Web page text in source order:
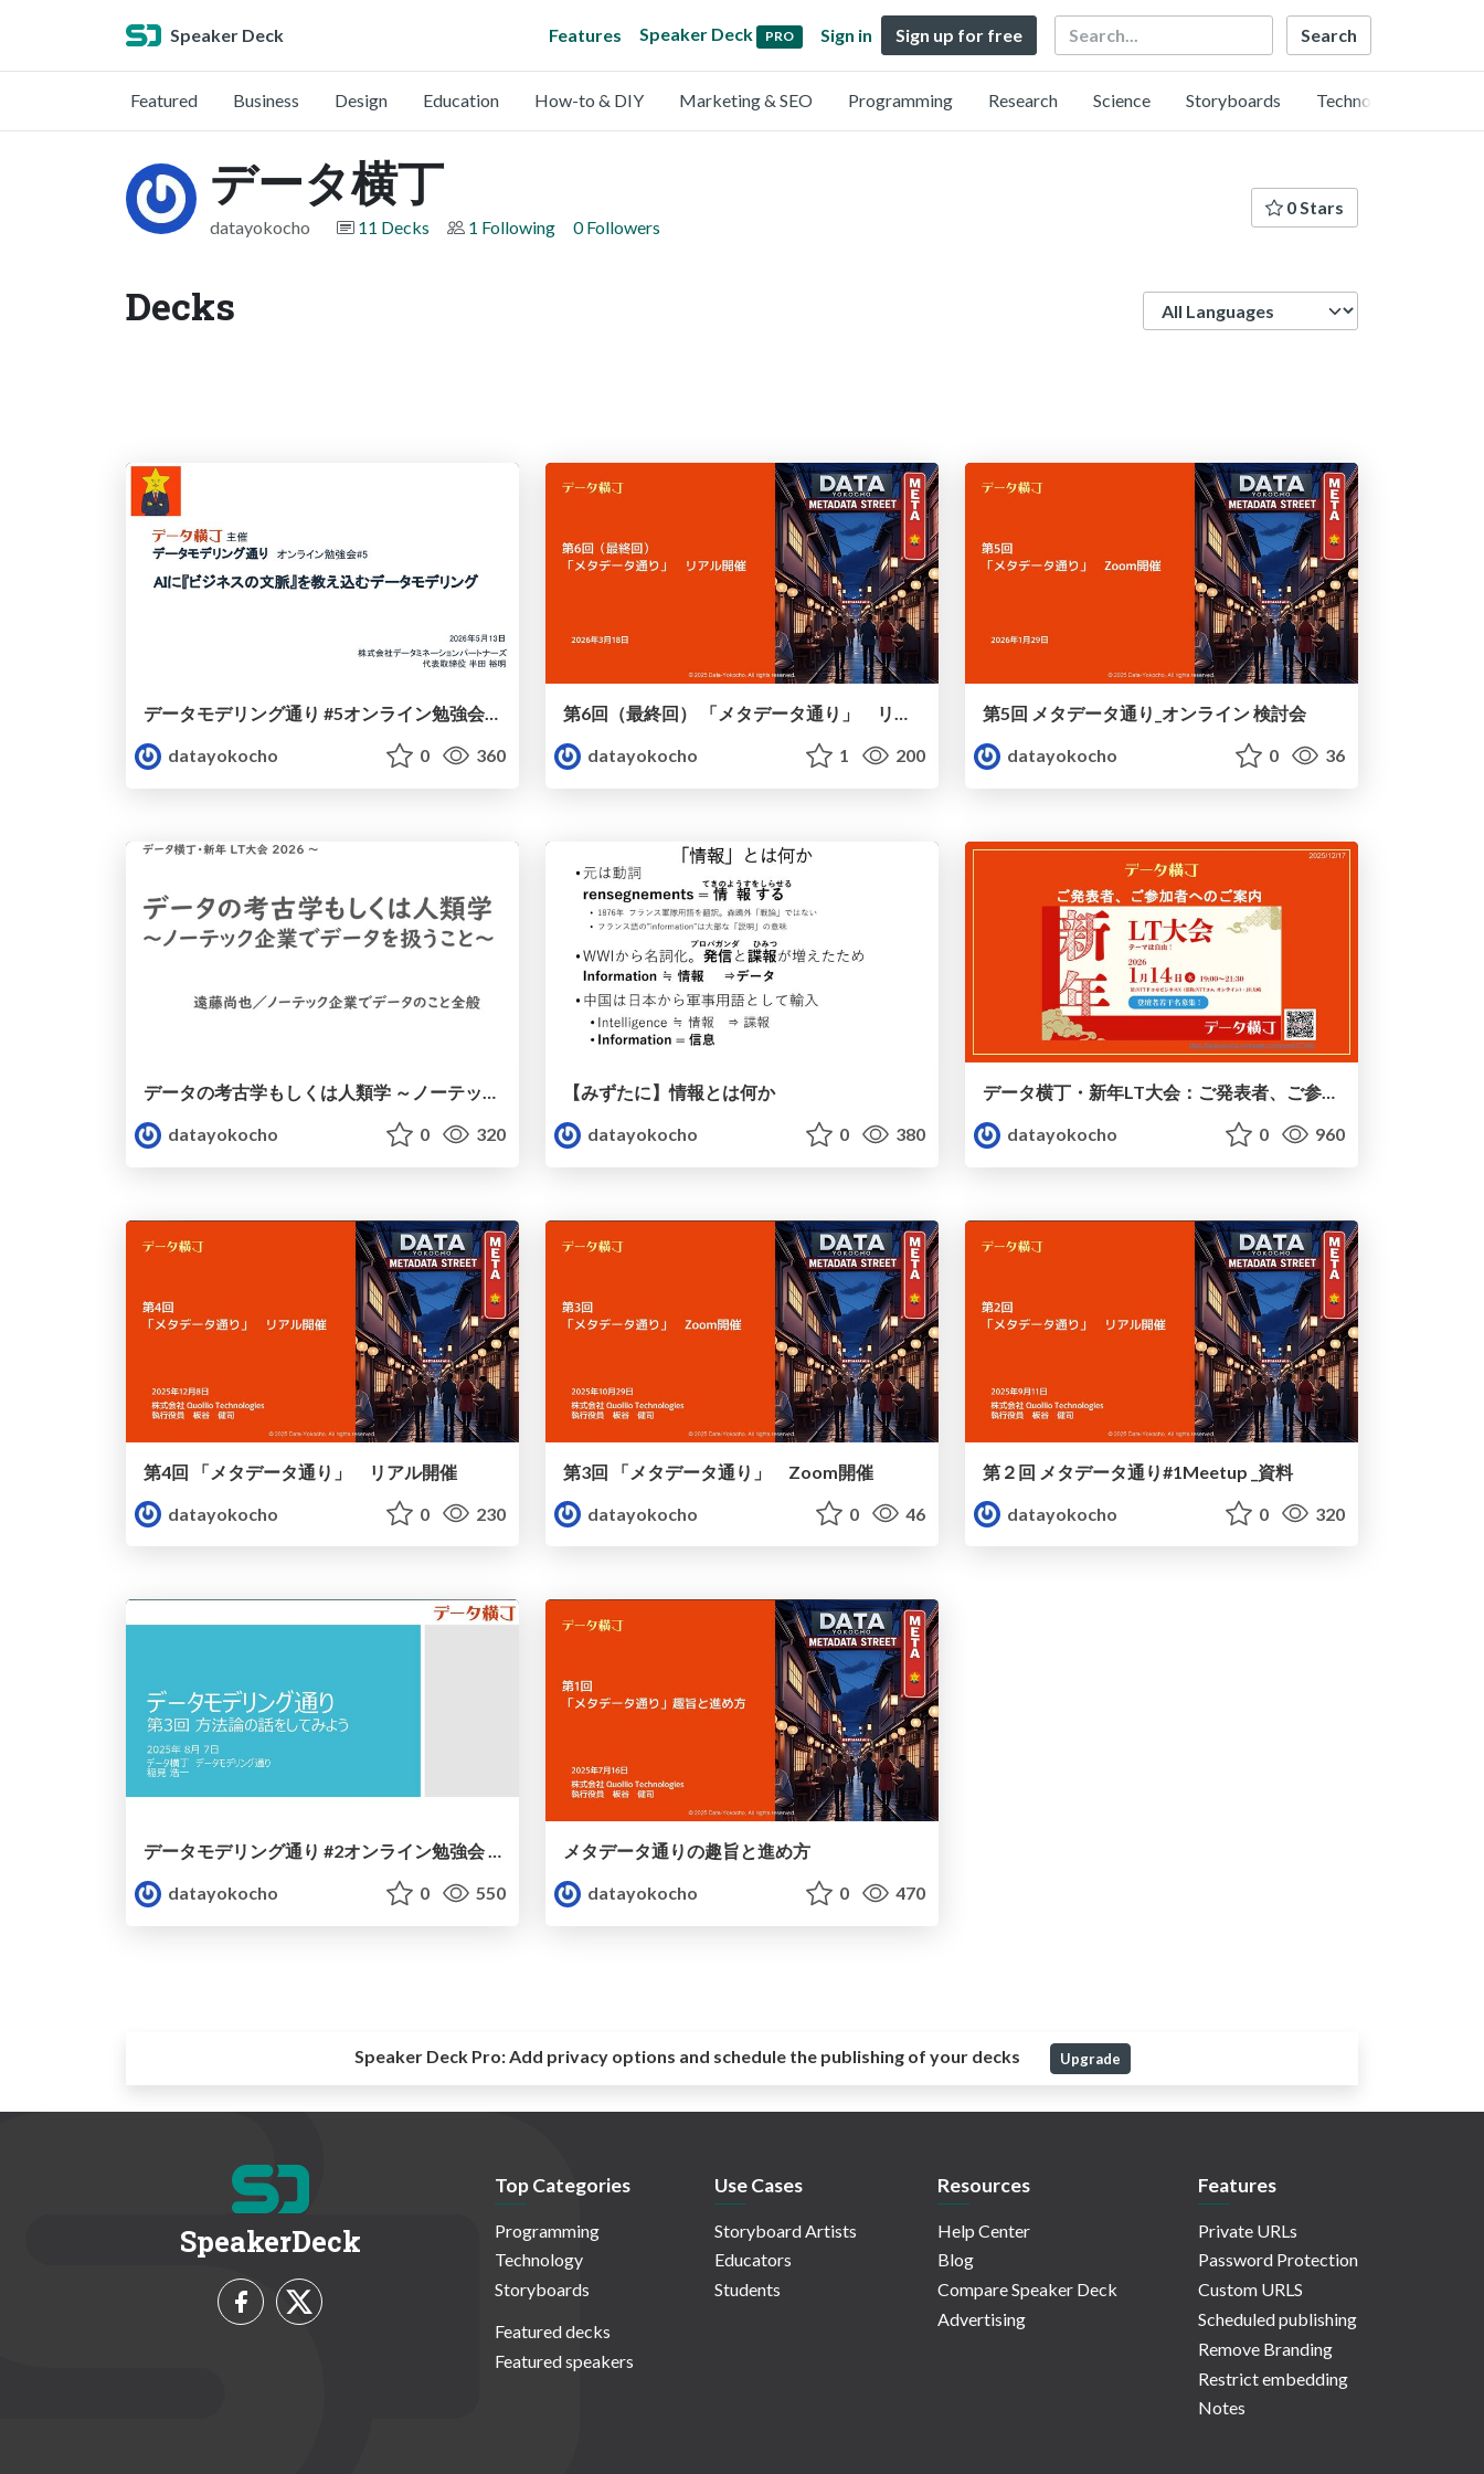
Speaker Deck Features Speaker Deck PRO Sign in Sign up for free Search
Featured Business Design Education How-to & DIY Marketing & SEO Programming Research Science Storyboards Technology
データ横丁
datayokocho 11 Decks 1 Following 0 Followers
0 Stars
Decks
データモデリング通り #5オンライン勉強会： AIに『ビジネスの文脈』を教え込むデータモデリング
datayokocho
0 360
第6回（最終回） 「メタデータ通り」 リアル開催
datayokocho
1 200
第5回 メタデータ通り_オンライン 検討会
datayokocho
0 36
データの考古学もしくは人類学 ～ノーテック企業でデータを扱うこと～
datayokocho
0 320
【みずたに】情報とは何か
datayokocho
0 380
データ横丁・新年LT大会：ご発表者、ご参加者へのご案内
datayokocho
0 960
第4回 「メタデータ通り」 リアル開催
datayokocho
0 230
第3回 「メタデータ通り」 Zoom開催
datayokocho
0 46
第２回 メタデータ通り#1Meetup _資料
datayokocho
0 320
datayokocho
0 550
メタデータ通りの趣旨と進め方
datayokocho
0 470
Speaker Deck Pro:Add privacy options and schedule the publishing of your decks Upgrade
SpeakerDeck
Top Categories
Programming
Technology
Storyboards
Featured decks
Featured speakers
Use Cases
Storyboard Artists
Educators
Students
Resources
Help Center
Blog
Compare Speaker Deck
Advertising
Features
Private URLs
Password Protection
Custom URLS
Scheduled publishing
Remove Branding
Restrict embedding
Notes